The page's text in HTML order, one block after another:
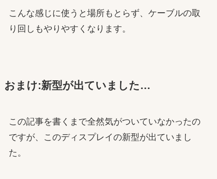
こんな感じに使うと場所もとらず、ケーブルの取
り回しもやりやすくなります。
おまけ:新型が出ていました…
この記事を書くまで全然気がついていなかったの
ですが、このディスプレイの新型が出ていまし
た。